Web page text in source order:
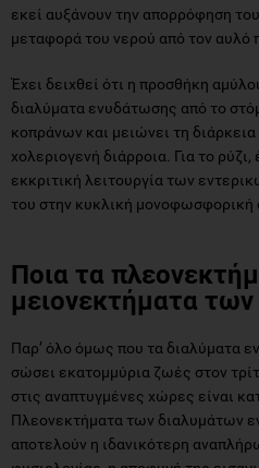
εκεί αυξάνουν την απορρόφηση
μεταφορά του νερού από τον αυλό
Έχει δειχθεί ότι η προσθήκη
διαλύματα ενυδάτωσης από το
κοπράνων και μειώνει τη
χολεριογενή διάρροια. Για το
εκκριτική λειτουργία των
του στην κυκλική μονοφωσφορική
Ποια τα
μειονεκτήματα
Παρ’ όλο όμως που τα διαλύματα
σώσει εκατομμύρια ζωές στον
στις αναπτυγμένες χώρες είναι
Πλεονεκτήματα των διαλυμάτων
αποτελούν η ιδανικότερη